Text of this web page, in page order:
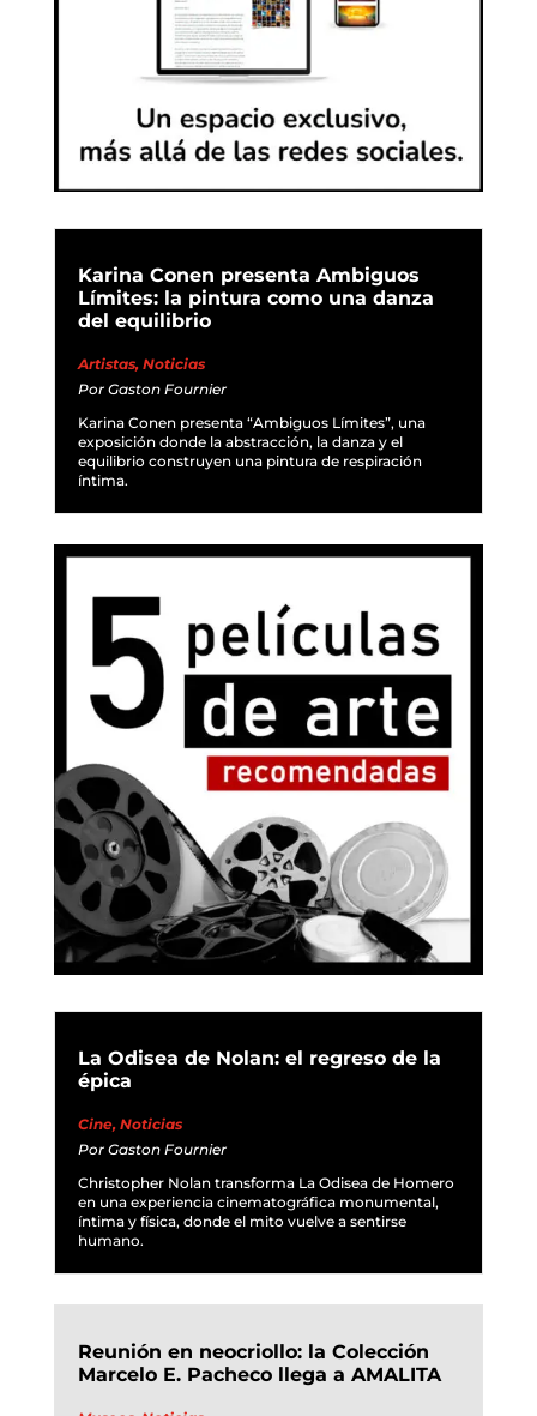
Karina Conen presenta Ambiguos
Límites: la pintura como una danza
del equilibrio
Artistas, Noticias
Por Gaston Fournier
Karina Conen presenta “Ambiguos Límites”, una
exposición donde la abstracción, la danza y el
equilibrio construyen una pintura de respiración
íntima.
La Odisea de Nolan: el regreso de la
épica
Cine, Noticias
Por Gaston Fournier
Christopher Nolan transforma La Odisea de Homero
en una experiencia cinematográfica monumental,
íntima y física, donde el mito vuelve a sentirse
humano.
Reunión en neocriollo: la Colección
Marcelo E. Pacheco llega a AMALITA